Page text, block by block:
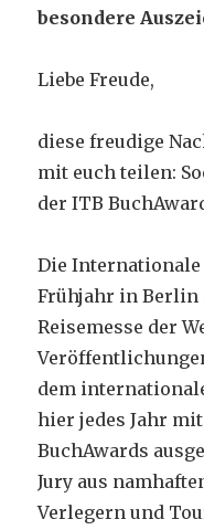
besondere
Liebe Freude,
diese freudige
mit euch teilen:
der ITB
Die Internationale
Frühjahr in Berlin
Reisemesse der
dem
hier jedes Jahr
BuchAwards
Jury aus
Verlegern und